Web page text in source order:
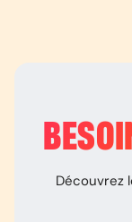
Découvrez